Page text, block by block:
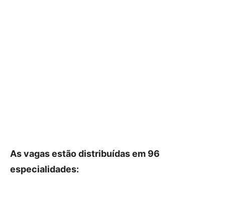
As vagas estão distribuídas em 96
especialidades: